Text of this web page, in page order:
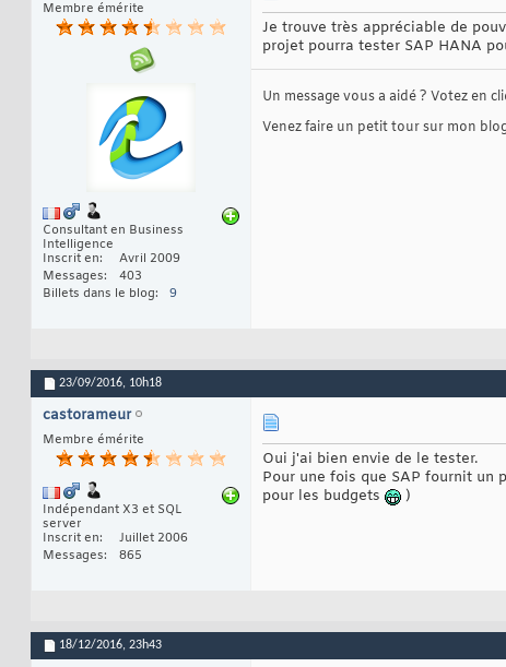
Membre émérite
Consultant en Business
Intelligence
Inscrit en
Avril 2009
Messages
403
Billets dans le blog
9
Je trouve très appréciable de
projet pourra tester SAP HANA
Un message vous a aidé ? Votez en
Venez faire un petit tour sur mon
23/09/2016, 10h18
castorameur
Membre émérite
Indépendant X3 et SQL
server
Inscrit en
Juillet 2006
Messages
865
Oui j'ai bien envie de le tester.
Pour une fois que SAP fournit un
pour les budgets
)
18/12/2016, 23h43